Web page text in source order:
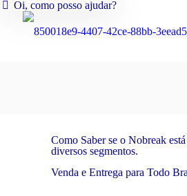
Oi, como posso ajudar?
Como Saber se o Nobreak
diversos segmentos.
Venda e Entrega para Todo